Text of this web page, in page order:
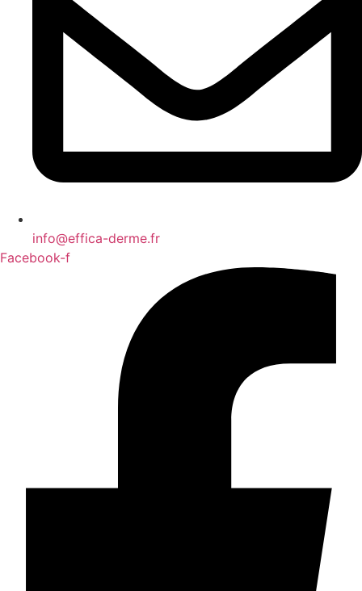
info@effica-derme.fr
Facebook-f